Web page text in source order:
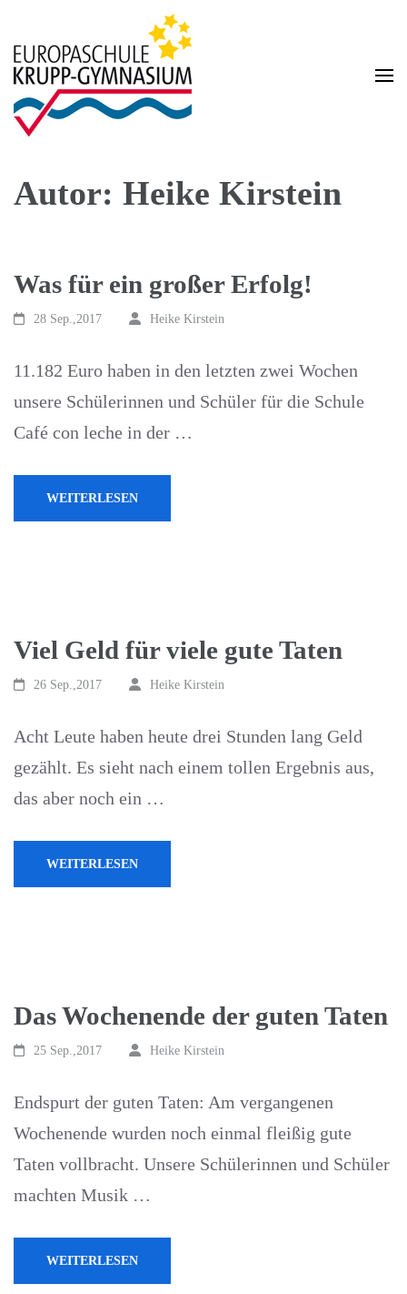
Inhalt
springen
(Enter
drücken)
Europaschule
Autor: Heike Kirstein
Was für ein großer Erfolg!
28 Sep.,2017 Heike Kirstein
11.182 Euro haben in den letzten zwei Wochen
unsere Schülerinnen und Schüler für die Schule
Café con leche in der …
WEITERLESEN
Viel Geld für viele gute Taten
26 Sep.,2017 Heike Kirstein
Acht Leute haben heute drei Stunden lang Geld
gezählt. Es sieht nach einem tollen Ergebnis aus,
das aber noch ein …
WEITERLESEN
Das Wochenende der guten Taten
25 Sep.,2017 Heike Kirstein
Endspurt der guten Taten: Am vergangenen
Wochenende wurden noch einmal fleißig gute
Taten vollbracht. Unsere Schülerinnen und Schüler
machten Musik …
WEITERLESEN